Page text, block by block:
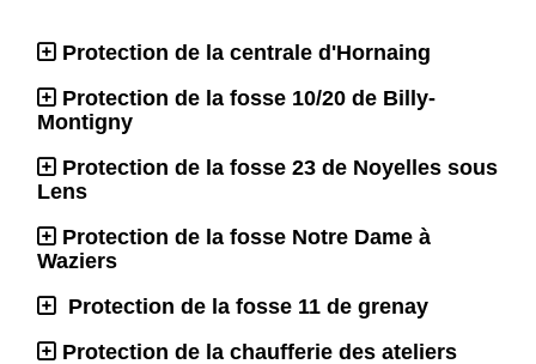
Protection de la centrale d'Hornaing
Protection de la fosse 10/20 de Billy-
Montigny
Protection de la fosse 23 de Noyelles sous
Lens
Protection de la fosse Notre Dame à
Waziers
Protection de la fosse 11 de grenay
Protection de la chaufferie des ateliers